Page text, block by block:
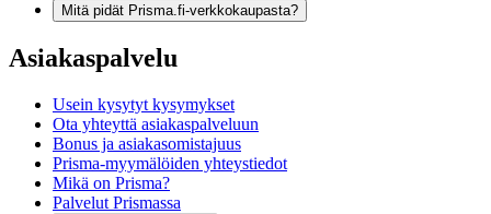
Mitä pidät Prisma.fi-verkkokaupasta?
Asiakaspalvelu
Usein kysytyt kysymykset
Ota yhteyttä asiakaspalveluun
Bonus ja asiakasomistajuus
Prisma-myymälöiden yhteystiedot
Mikä on Prisma?
Palvelut Prismassa